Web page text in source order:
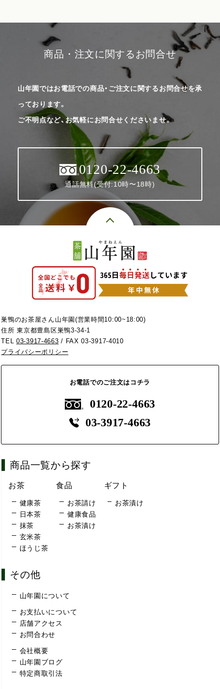
商品・注文に関するお問合せ
山年園ではお電話での商品・ご注文に関するお問合せを承
っております。
ご不明点など、お気軽にお問合せくださいませ。
0120-22-4663
通話無料(受付:10時〜18時)
巣鴨のお茶屋さん山年園(営業時間10:00~18:00)
住所 東京都豊島区巣鴨3-34-1
TEL03-3917-4663 / FAX 03-3917-4010
プライバシーポリシー
お電話でのご注文はコチラ
0120-22-4663
03-3917-4663
商品一覧から探す
お茶
健康茶
日本茶
抹茶
玄米茶
ほうじ茶
食品
お茶請け
健康食品
お茶漬け
ギフト
お茶漬け
その他
山年園について
お支払いについて
店舗アクセス
お問合わせ
会社概要
山年園ブログ
特定商取引法